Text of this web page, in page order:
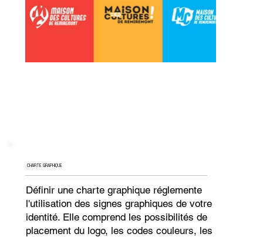
CHARTE GRAPHIQUE
Définir une charte graphique réglemente
l'utilisation des signes graphiques de votre
identité. Elle comprend les possibilités de
placement du logo, les codes couleurs, les